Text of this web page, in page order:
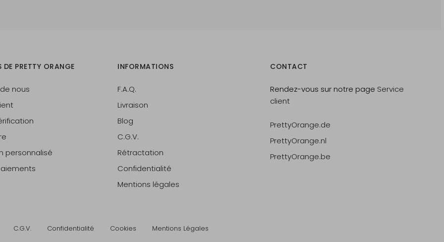
DE PRETTY ORANGE
nous
personnalisé
INFORMATIONS
F.A.Q.
Livraison
Blog
C.G.V.
Rétractation
Confidentialité
Mentions légales
CONTACT
Rendez-vous sur notre page Service
client
PrettyOrange.de
PrettyOrange.nl
PrettyOrange.be
C.G.V. Confidentialité Cookies Mentions Légales